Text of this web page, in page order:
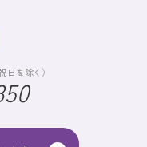
日を除く）